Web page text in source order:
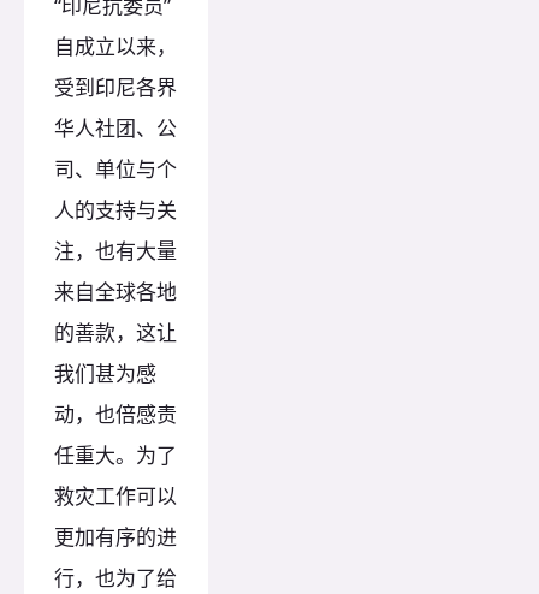
“印尼抗委员”
自成立以来，
受到印尼各界
华人社团、公
司、单位与个
人的支持与关
注，也有大量
来自全球各地
的善款，这让
我们甚为感
动，也倍感责
任重大。为了
救灾工作可以
更加有序的进
行，也为了给